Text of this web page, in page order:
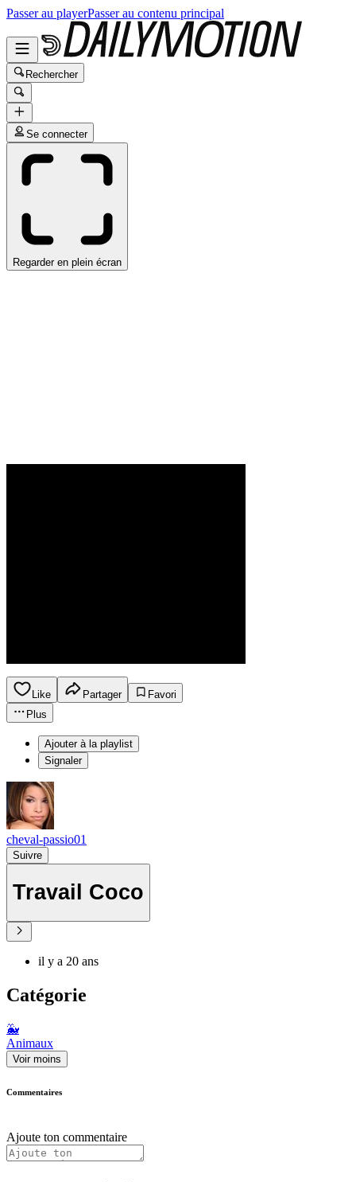
Passer au playerPasser au contenu principal
Rechercher
Se connecter
Regarder en plein écran
Like Partager
Favori
Plus
Ajouter à la playlist
Signaler
cheval-passio01
Suivre
Travail Coco
il y a 20 ans
Catégorie
🐳
Animaux
Voir moins
Commentaires
Ajoute ton commentaire